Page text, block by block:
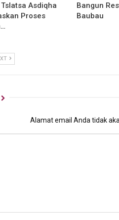
Asdiqha
Proses
Bangun
Baubau
Alamat email Anda tidak